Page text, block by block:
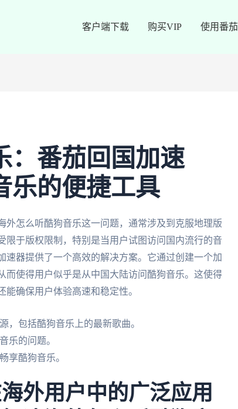
客户端下载 购买VIP 使用番茄
：番茄回国加速
乐的便捷工具
怎么听酷狗音乐这一问题，通常涉及到克服地理版
于版权限制，特别是当用户试图访问国内流行的音
器提供了一个高效的解决方案。它通过创建一个加
使得用户似乎是从中国大陆访问酷狗音乐。这使得
确保用户体验高速和稳定性。
，包括酷狗音乐上的最新歌曲。
乐的问题。
享酷狗音乐。
外用户中的广泛应用